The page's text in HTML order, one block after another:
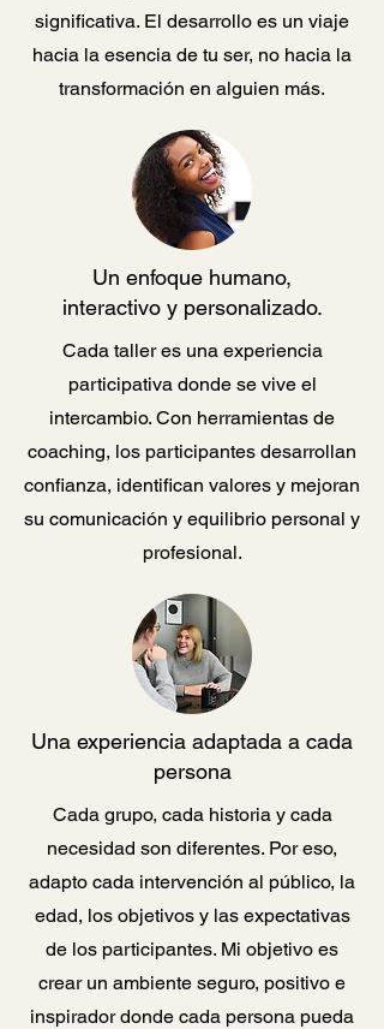
significativa. El desarrollo es un viaje
hacia la esencia de tu ser, no hacia la
transformación en alguien más.
​Un enfoque humano,
interactivo y personalizado.
Cada taller es una experiencia
participativa donde se vive el
intercambio. Con herramientas de
coaching, los participantes desarrollan
confianza, identifican valores y mejoran
su comunicación y equilibrio personal y
profesional.
Una experiencia adaptada a cada
persona
Cada grupo, cada historia y cada
necesidad son diferentes. Por eso,
adapto cada intervención al público, la
edad, los objetivos y las expectativas
de los participantes. Mi objetivo es
crear un ambiente seguro, positivo e
inspirador donde cada persona pueda